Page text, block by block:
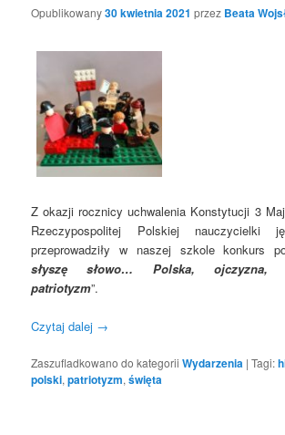
Opublikowany30 kwietnia 2021 przez Beata
Z okazji rocznicy uchwalenia Konstytucji 3
Rzeczypospolitej Polskiej nauczycielki
przeprowadziły w naszej szkole konkurs
słyszę słowo… Polska, ojczyzna,
patriotyzm”.
Czytaj dalej →
Zaszufladkowano do kategorii Wydarzenia |Tagi:
polski,patriotyzm,święta